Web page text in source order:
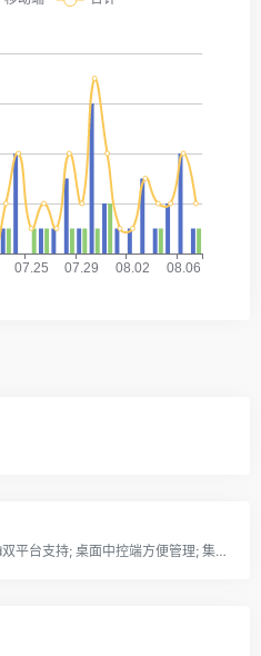
内置Lua引擎; iOS/Android双平台支持; 桌面中控端方便管理; 集成VSCode编辑器, 配合远程UI带来全新脚本开发体验.